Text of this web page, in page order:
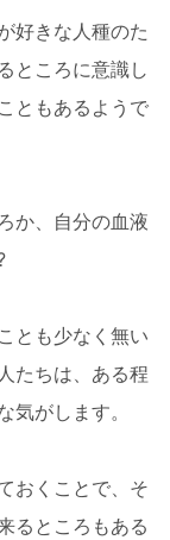
好きな人種のた
ところに意識し
ともあるようで
か、自分の血液
とも少なく無い
たちは、ある程
気がします。
おくことで、そ
るところもある